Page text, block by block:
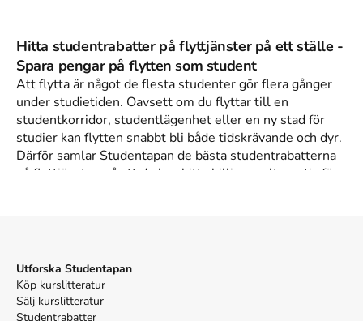
Hitta studentrabatter på flyttjänster på ett ställe -
Spara pengar på flytten som student
Att flytta är något de flesta studenter gör flera gånger
under studietiden. Oavsett om du flyttar till en
studentkorridor, studentlägenhet eller en ny stad för
studier kan flytten snabbt bli både tidskrävande och dyr.
Därför samlar Studentapan de bästa studentrabatterna
på flyttjänster, så att du kan hitta billigare alternativ för
särskilt i samband med terminsstart eller när man flyttar
mellan studentboenden. Flera flyttföretag och tjänster
erbjuder studentrabatter, ibland runt
flyttjänster eller flyttstädning
Utforska Studentapan
Köp kurslitteratur
Sälj kurslitteratur
Studentrabatter